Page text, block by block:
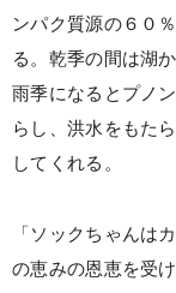
ンパク質源の６０
る。乾季の間は湖
雨季になるとプノ
らし、洪水をもた
してくれる。
「ソックちゃんは
の恵みの恩恵を受